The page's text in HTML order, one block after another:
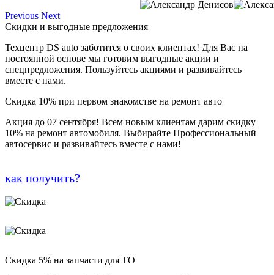
Previous Next
Скидки и выгодные предложения
Техцентр DS auto заботится о своих клиентах! Для Вас на
постоянной основе мы готовим выгодные акции и
спецпредложения. Пользуйтесь акциями и развивайтесь
вместе с нами.
Скидка 10% при первом знакомстве на ремонт авто
Акция до 07 сентября! Всем новым клиентам дарим скидку
10% на ремонт автомобиля. Выбирайте Профессиональный
автосервис и развивайтесь вместе с нами!
как получить?
Скидка 5% на запчасти для ТО